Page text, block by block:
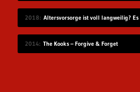
2018
2014 The Kooks – Forgive & Forget